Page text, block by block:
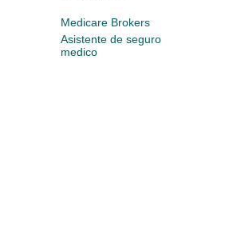
Medicare Brokers
Asistente de seguro
medico